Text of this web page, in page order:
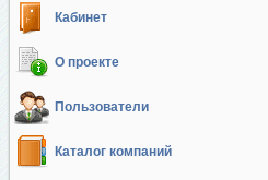
Кабинет
О проекте
Пользователи
Каталог компаний